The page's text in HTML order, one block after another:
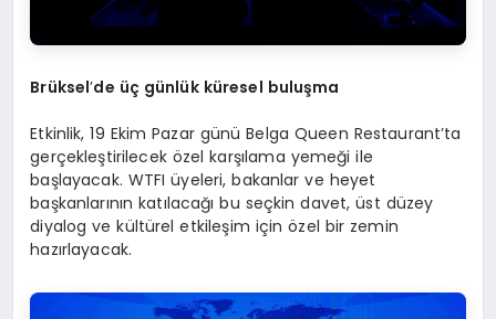
Brüksel’de üç günlük küresel buluşma
Etkinlik, 19 Ekim Pazar günü Belga Queen Restaurant’ta
gerçekleştirilecek özel karşılama yemeği ile
başlayacak. WTFI üyeleri, bakanlar ve heyet
başkanlarının katılacağı bu seçkin davet, üst düzey
diyalog ve kültürel etkileşim için özel bir zemin
hazırlayacak.